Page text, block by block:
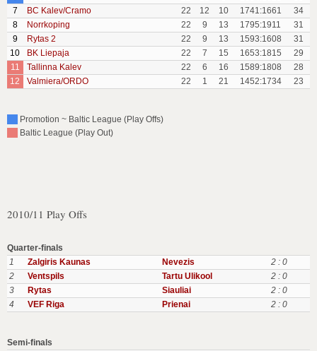
7
BC Kalev/Cramo 22 12 10 1741:1661
34
8
Norrkoping 22 9 13 1795:1911
31
9
Rytas 2 22 9 13 1593:1608
31
10
BK Liepaja 22 7 15 1653:1815
29
11
Tallinna Kalev 22 6 16 1589:1808
28
12
Valmiera/ORDO 22 1 21 1452:1734 23
Promotion ~ Baltic League (Play Offs)
Baltic League (Play Out)
2010/11 Play Offs
Quarter-finals
1
Zalgiris Kaunas Nevezis
2 : 0
2
Ventspils Tartu Ulikool
2 : 0
3
Rytas Siauliai
2 : 0
4
VEF Riga Prienai 2 : 0
Semi-finals